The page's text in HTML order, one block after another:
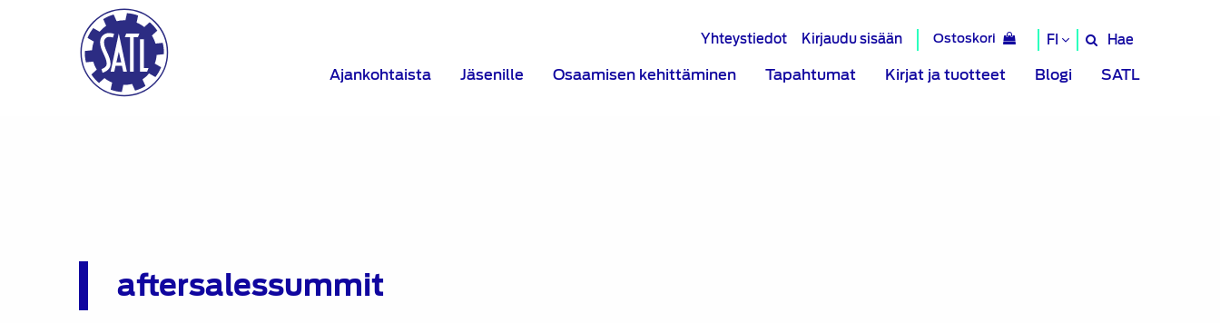
Yhteystiedot Kirjaudu sisään Ostoskori FI
Hae
Hae
Ajankohtaista Jäsenille Osaamisen kehittäminen Tapahtumat Kirjat ja tuotteet Blogi SATL
aftersalessummit